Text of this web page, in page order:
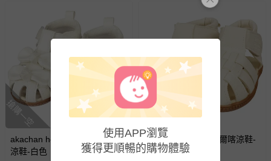
搶購一空
akachan honpo - 蝴蝶結幼兒
涼鞋-白色
搶購一空
akachan honpo - 廓爾喀涼鞋-
白色
使用APP瀏覽
獲得更順暢的購物體驗